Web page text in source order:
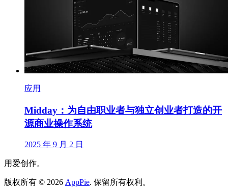
应用
Midday：为自由职业者与独立创业者打造的开
源商业操作系统
2025 年 9 月 2 日
用爱创作。
版权所有 © 2026 AppPie. 保留所有权利。